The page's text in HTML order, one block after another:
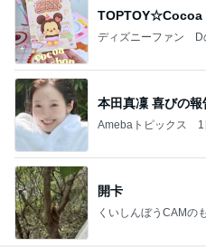
TOPTOY☆Cocoa
ディズニーファン D
本田真凜 喜びの
Amebaトピックス
開卡
くいしんぼうCAMの